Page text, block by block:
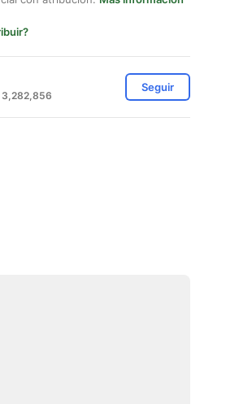
3,282,856
Seguir